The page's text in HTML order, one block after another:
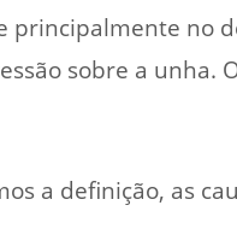
principalmente no
sobre a unha.
a definição, as